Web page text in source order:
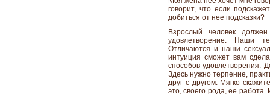
говорит, что если
добиться от нее подсказки?
Взрослый человек
удовлетворение. Наши
Отличаются и наши
интуиция сможет вам
способов удовлетворения.
Здесь нужно терпение,
друг с другом. Мягко
это, своего рода, ее